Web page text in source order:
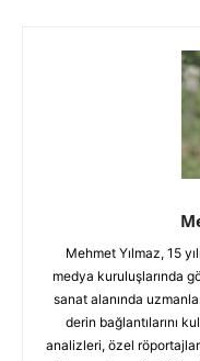
Mehmet Yılmaz, 15
medya kuruluşlarında
sanat alanında
derin bağlantılarını
analizleri, özel röportajlar